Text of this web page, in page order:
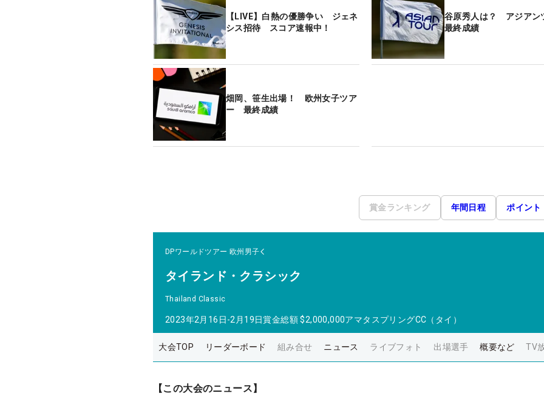
【LIVE】白熱の優勝争い ジェネ
シス招待 スコア速報中！
谷原秀人は？ アジア
最終成績
畑岡、笹生出場！ 欧州女子ツア
ー 最終成績
賞金ランキング 年間日程 ポイント
DPワールドツアー 欧州男子
タイランド・クラシック
Thailand Classic
2023年2月16日-2月19日賞金総額 $2,000,000アマタスプリングCC（タイ）
大会TOP リーダーボード 組み合せ ニュース ライブフォト 出場選手 概要など TV
【この大会のニュース】